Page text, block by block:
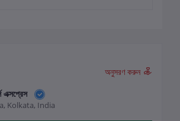
অনুসরণ করুন
এক্সপ্রেস
Kolkata, India